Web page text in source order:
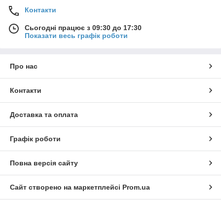
Контакти
Сьогодні працює з 09:30 до 17:30
Показати весь графік роботи
Про нас
Контакти
Доставка та оплата
Графік роботи
Повна версія сайту
Сайт створено на маркетплейсі Prom.ua